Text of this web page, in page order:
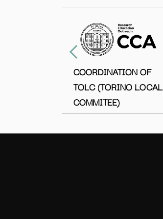
COORDINATION OF
TOLC (TORINO LOCAL
COMMITEE)